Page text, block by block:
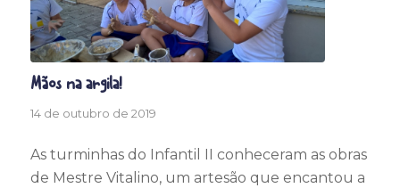
Mãos na argila!
14 de outubro de 2019
As turminhas do Infantil II conheceram as obras
de Mestre Vitalino, um artesão que encantou a